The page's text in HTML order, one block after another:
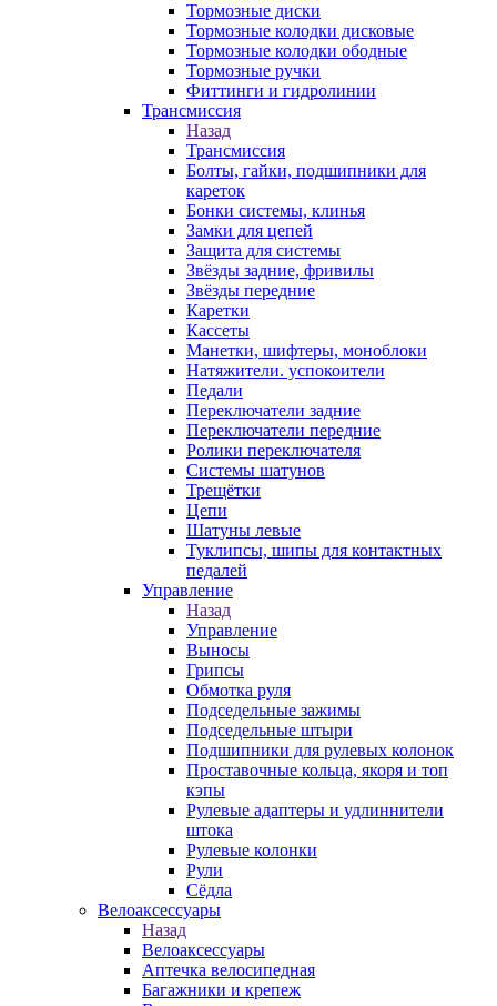
Тормозные диски
Тормозные колодки дисковые
Тормозные колодки ободные
Тормозные ручки
Фиттинги и гидролинии
Трансмиссия
Назад
Трансмиссия
Болты, гайки, подшипники для
кареток
Бонки системы, клинья
Замки для цепей
Защита для системы
Звёзды задние, фривилы
Звёзды передние
Каретки
Кассеты
Манетки, шифтеры, моноблоки
Натяжители. успокоители
Педали
Переключатели задние
Переключатели передние
Ролики переключателя
Системы шатунов
Трещётки
Цепи
Шатуны левые
Туклипсы, шипы для контактных
педалей
Управление
Назад
Управление
Выносы
Грипсы
Обмотка руля
Подседельные зажимы
Подседельные штыри
Подшипники для рулевых колонок
Проставочные кольца, якоря и топ
кэпы
Рулевые адаптеры и удлиннители
штока
Рулевые колонки
Рули
Сёдла
Велоаксессуары
Назад
Велоаксессуары
Аптечка велосипедная
Багажники и крепеж